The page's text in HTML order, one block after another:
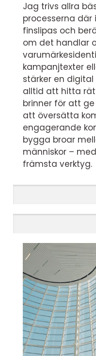
Jag trivs allra
processerna där
finslipas och
om det handlar
kampanjtexter
stärker en
alltid att hitta
brinner för att
att översätta
engagerande
bygga broar
människor –
främsta verktyg.